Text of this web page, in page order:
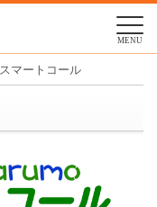
MENU
マートコール